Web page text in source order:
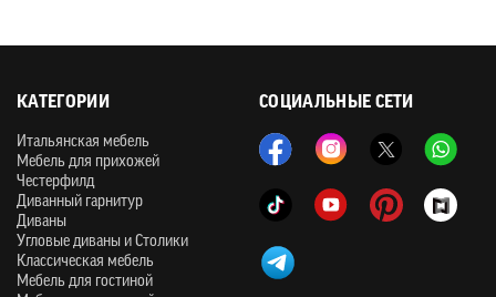
СОЦИАЛЬНЫЕ СЕТИ
КАТЕГОРИИ
Итальянская мебель
Мебель для прихожей
Честерфилд
Диванный гарнитур
Диваны
Угловые диваны и Столики
Классическая мебель
Мебель для гостиной